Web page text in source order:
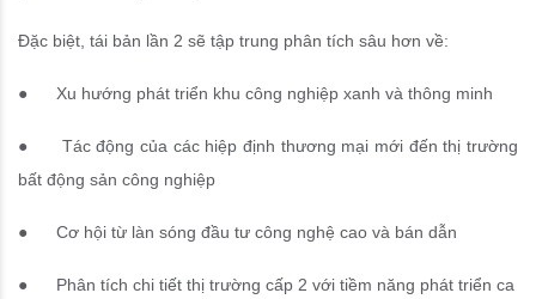
Đặc biệt, tái bản lần 2 sẽ tập trung phân tích sâu hơn về:
● Xu hướng phát triển khu công nghiệp xanh và thông minh
● Tác động của các hiệp định thương mại mới đến thị trường
bất động sản công nghiệp
● Cơ hội từ làn sóng đầu tư công nghệ cao và bán dẫn
● Phân tích chi tiết thị trường cấp 2 với tiềm năng phát triển ca